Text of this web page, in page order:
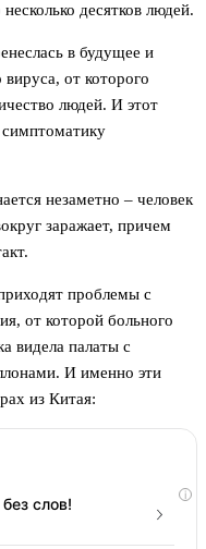
десятков людей.
в будущее и
от которого
людей. И этот
симптоматику
незаметно – человек
заражает, причем
проблемы с
от которой больного
видела палаты с
И именно эти
из Китая:
i
слов!